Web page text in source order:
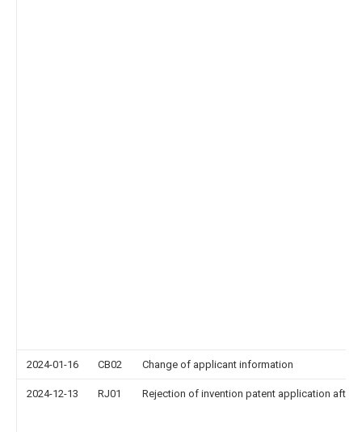
2024-01-16 CB02 Change of applicant information
2024-12-13 RJ01 Rejection of invention patent application after